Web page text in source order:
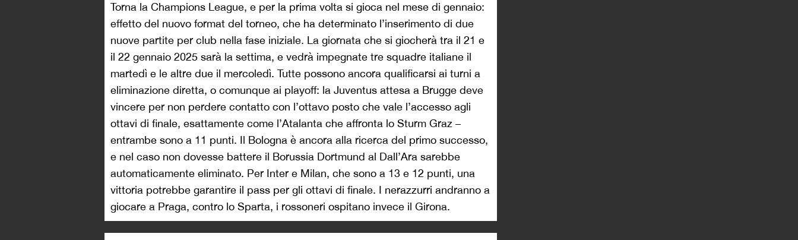
Torna la Champions League, e per la prima volta si gioca nel mese di gennaio:
effetto del nuovo format del torneo, che ha determinato l’inserimento di due
nuove partite per club nella fase iniziale. La giornata che si giocherà tra il 21 e
il 22 gennaio 2025 sarà la settima, e vedrà impegnate tre squadre italiane il
martedì e le altre due il mercoledì. Tutte possono ancora qualificarsi ai turni a
eliminazione diretta, o comunque ai playoff: la Juventus attesa a Brugge deve
vincere per non perdere contatto con l’ottavo posto che vale l’accesso agli
ottavi di finale, esattamente come l’Atalanta che affronta lo Sturm Graz –
entrambe sono a 11 punti. Il Bologna è ancora alla ricerca del primo successo,
e nel caso non dovesse battere il Borussia Dortmund al Dall’Ara sarebbe
automaticamente eliminato. Per Inter e Milan, che sono a 13 e 12 punti, una
vittoria potrebbe garantire il pass per gli ottavi di finale. I nerazzurri andranno a
giocare a Praga, contro lo Sparta, i rossoneri ospitano invece il Girona.